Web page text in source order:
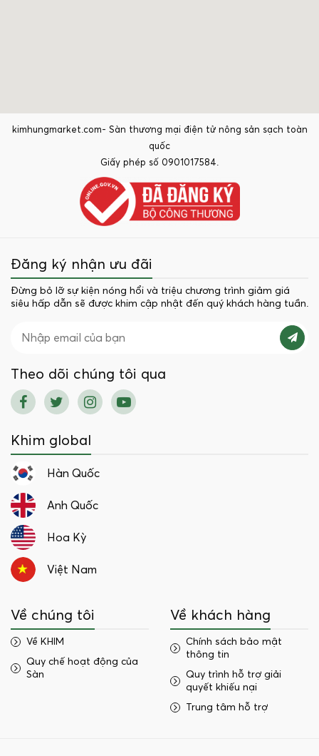
kimhungmarket.com- Sàn thương mại điện tử nông sản sạch toàn
quốc
Giấy phép số 0901017584.
Đăng ký nhận ưu đãi
Đừng bỏ lỡ sự kiện nóng hổi và triệu chương trình giảm giá
siêu hấp dẫn sẽ được khim cập nhật đến quý khách hàng tuần.
Theo dõi chúng tôi qua
Khim global
Hàn Quốc
Anh Quốc
Hoa Kỳ
Việt Nam
Về chúng tôi
Về KHIM
Quy chế hoạt động của
Sàn
Về khách hàng
Chính sách bảo mật
thông tin
Quy trình hỗ trợ giải
quyết khiếu nại
Trung tâm hỗ trợ